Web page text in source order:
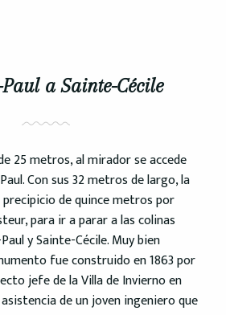
a Sainte-Cécile
25 metros, al mirador se accede
Con sus 32 metros de largo, la
de quince metros por
para ir a parar a las colinas
y Sainte-Cécile. Muy bien
fue construido en 1863 por
jefe de la Villa de Invierno en
de un joven ingeniero que